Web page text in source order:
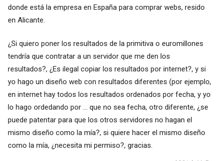
donde está la empresa en España para comprar webs, resido
en Alicante.
¿Si quiero poner los resultados de la primitiva o euromillones
tendría que contratar a un servidor que me den los
resultados?, ¿Es ilegal copiar los resultados por internet?, y si
yo hago un diseño web con resultados diferentes (por ejemplo,
en internet hay todos los resultados ordenados por fecha, y yo
lo hago ordedando por ... que no sea fecha, otro diferente, ¿se
puede patentar para que los otros servidores no hagan el
mismo diseño como la mía?, si quiere hacer el mismo diseño
como la mía, ¿necesita mi permiso?, gracias.